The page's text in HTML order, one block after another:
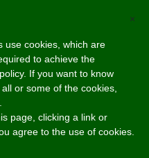
×
use cookies, which are
to achieve the
If you want to know
or some of the cookies,
page, clicking a link or
agree to the use of cookies.